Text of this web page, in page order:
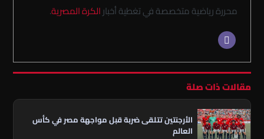
محررة رياضية متخصصة في تغطية أخبارالكرة المصرية.
مقالات ذات صلة
الأرجنتين تتلقى ضربة قبل مواجهة مصر في كأس
العالم